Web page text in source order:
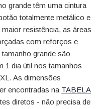
grande têm uma cintura
totalmente metálico e
resistência, as áreas
com reforços e
grande são
1 dia útil nos tamanhos
As dimensões
encontradas na TABELA
diretos - não precisa de